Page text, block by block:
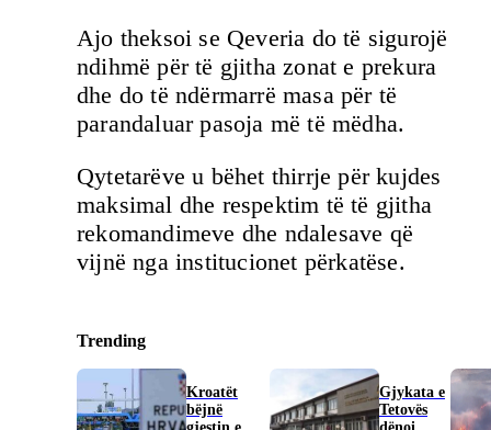
Ajo theksoi se Qeveria do të sigurojë
ndihmë për të gjitha zonat e prekura
dhe do të ndërmarrë masa për të
parandaluar pasoja më të mëdha.
Qytetarëve u bëhet thirrje për kujdes
maksimal dhe respektim të të gjitha
rekomandimeve dhe ndalesave që
vijnë nga institucionet përkatëse.
Trending
Kroatët
bëjnë
Gjykata e
Tetovës